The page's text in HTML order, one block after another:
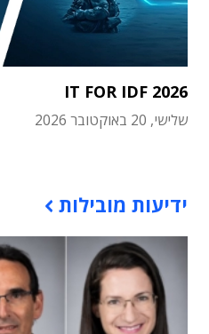
IT FOR IDF 2026
שלישי, 20 באוקטובר 2026
ידיעות מובילות